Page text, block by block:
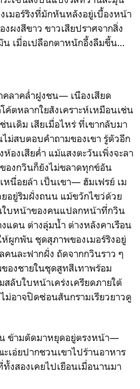
เมอร์ริงที่มักหันหลังอยู่เบื้องหน้า
ผงสีขาว ขาวเสียปราศจากสิ่ง
เมื่อเปลือกตาหนักอึ้งลืมขึ้น...
ลาคล่ำฝูงชน— เนืองเสียด
ค้ตหลากใยสังเคราะห์เหมือนเช่น
นเดิม เสียเมื่อไหร่ ที่เขากลับมา
ม่สบตอบคำถามของเขา รู้ตัวอีก
องเสียค่ำ แม้แสงตะวันเพิ่งจะลา
องกวินก็ยังไม่ขลาดทุกข์อัน
นื่อยล้า เป็นเขา— ฮัมเฟรย์ เม
อยู่ริมฝั่งถนน แม้ขวักไขว่ด้วย
บหน้าของคนแปลกหน้าที่กวิน
แดน ต่างลุ่มน้ำ ต่างหลังคาเรือน
ผูกพัน ชุดสุภาพของเมอร์ริงอยู่
นละฟากฝั่ง ถัดจากกวินราว ๆ
องชายในชุดสูทสีเทาพร้อม
สลับใบหน้าเคร่งเครียดภายใต้
ม่อาจปิดซ่อนสันกรามเรียวยาวดู
น ข้ามตัดมาหยุดอยู่ตรงหน้า—
เอ่ยปากชวนเขาไปร้านอาหาร
งสองเคยไปเยือนเมื่อนานมา